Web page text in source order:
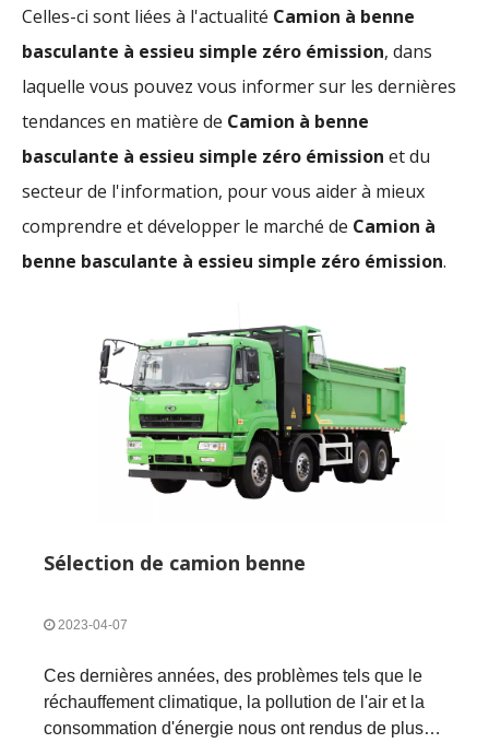
Celles-ci sont liées à l'actualité Camion à benne
basculante à essieu simple zéro émission, dans
laquelle vous pouvez vous informer sur les dernières
tendances en matière de Camion à benne
basculante à essieu simple zéro émission et du
secteur de l'information, pour vous aider à mieux
comprendre et développer le marché de Camion à
benne basculante à essieu simple zéro émission.
Sélection de camion benne
2023-04-07
​Ces dernières années, des problèmes tels que le
réchauffement climatique, la pollution de l'air et la
consommation d'énergie nous ont rendus de plus